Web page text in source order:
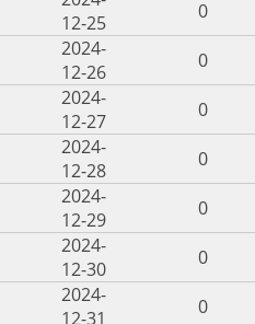
12-25
0
2024-
12-26
0
2024-
12-27
0
2024-
12-28
0
2024-
12-29
0
2024-
12-30
0
2024-
12-31
0